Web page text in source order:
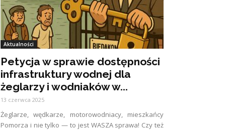
Aktualności
Petycja w sprawie dostępności
infrastruktury wodnej dla
żeglarzy i wodniaków w...
13 czerwca 2025
Żeglarze, wędkarze, motorowodniacy, mieszkańcy
Pomorza i nie tylko — to jest WASZA sprawa! Czy też